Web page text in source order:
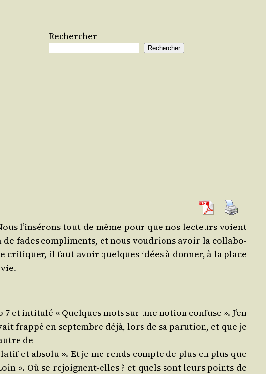
Rechercher
Rechercher
l’insérons tout de même pour que nos lec­teurs voient
de fades com­pli­ments, et nous vou­drions avoir la col­la­bo­
cri­ti­quer, il faut avoir quelques idées à don­ner, à la place
et inti­tu­lé « Quelques mots sur une notion confuse ». J’en
frap­pé en sep­tembre déjà, lors de sa paru­tion, et que je
de
et abso­lu ». Et je me rends compte de plus en plus que
». Où se rejoignent-elles ? et quels sont leurs points de